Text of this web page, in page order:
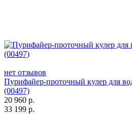
нет отзывов
Пурифайер-проточный кулер для
(00497)
20 960 р.
33 199 р.